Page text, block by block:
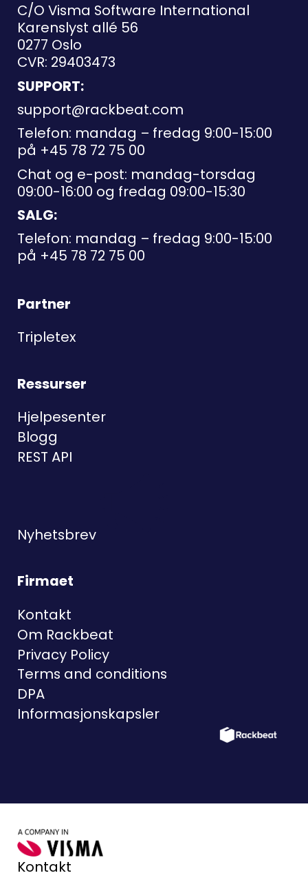
C/O Visma Software International
Karenslyst allé 56
0277 Oslo
CVR: 29403473
SUPPORT:
support@rackbeat.com
Telefon: mandag – fredag 9:00-15:00
på +45 78 72 75 00
Chat og e-post: mandag-torsdag
09:00-16:00 og fredag 09:00-15:30
SALG:
Telefon: mandag – fredag 9:00-15:00
på +45 78 72 75 00
Partner
Tripletex
Ressurser
Hjelpesenter
Blogg
REST API
Nyhetsbrev
Firmaet
Kontakt
Om Rackbeat
Privacy Policy
Terms and conditions
DPA
Informasjonskapsler
Kontakt